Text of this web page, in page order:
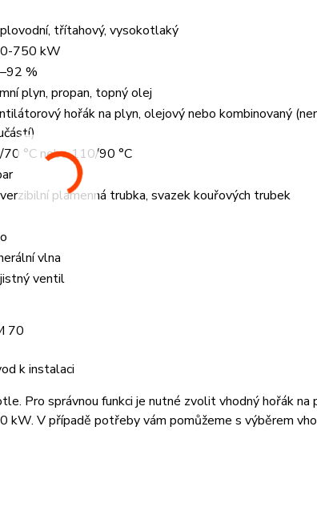
třítahový, vysokotlaký
750 kW
%
plyn, propan, topný olej
hořák na plyn, olejový nebo kombinovaný
°C nebo 110/90 °C
plamenná trubka, svazek kouřových trubek
vlna
ventil
70
k instalaci
Pro správnou funkci je nutné zvolit vhodný hořák
kW. V případě potřeby vám pomůžeme s výběrem